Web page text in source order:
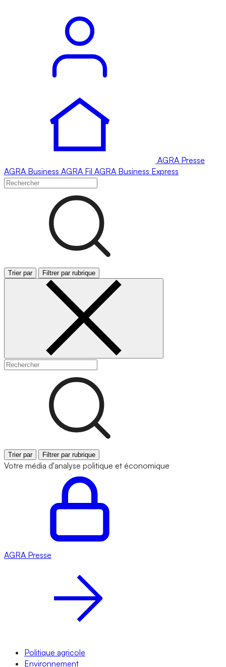
AGRA Presse
AGRA Business AGRA Fil AGRA Business Express
Trier par Filtrer par rubrique
Trier par Filtrer par rubrique
Votre média d'analyse politique et économique
AGRA Presse
Politique agricole
Environnement